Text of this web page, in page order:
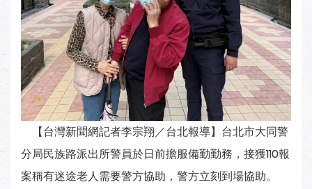
【台灣新聞網記者李宗翔／台北報導】台北市大同警
分局民族路派出所警員於日前擔服備勤勤務，接獲110報
案稱有迷途老人需要警方協助，警方立刻到場協助。